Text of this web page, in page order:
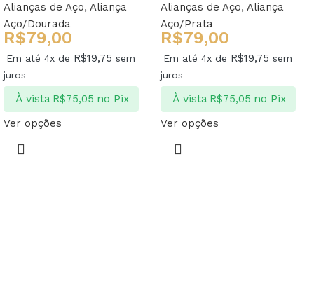
Alianças de Aço, Aliança
Aço/Dourada
R$79,00
Em até 4x de R$19,75 sem
juros
À vista R$75,05 no Pix
Ver opções
Alianças de Aço, Aliança
Aço/Prata
R$79,00
Em até 4x de R$19,75 sem
juros
À vista R$75,05 no Pix
Ver opções